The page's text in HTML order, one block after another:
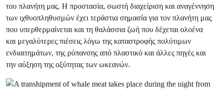
του πλανήτη μας. Η προστασία, σωστή διαχείριση και αναγέννηση
των ιχθυοπληθυσμών έχει τεράστια σημασία για τον πλανήτη μας
που υπερθερμαίνεται και τη θαλάσσια ζωή που δέχεται ολοένα
και μεγαλύτερες πιέσεις λόγω της καταστροφής πολύτιμων
ενδιαιτημάτων, της ρύπανσης από πλαστικό και άλλες πηγές και
την αύξηση της οξύτητας των ωκεανών.